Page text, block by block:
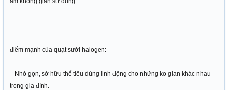
điểm mạnh của quạt sưởi halogen:
– Nhỏ gọn, sở hữu thể tiêu dùng linh động cho những ko gian khác nhau
trong gia đình.